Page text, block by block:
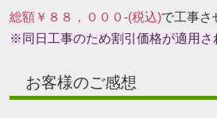
総額￥８８，０００-(税込)で工事さ
※同日工事のため割引価格が適用さ
お客様のご感想